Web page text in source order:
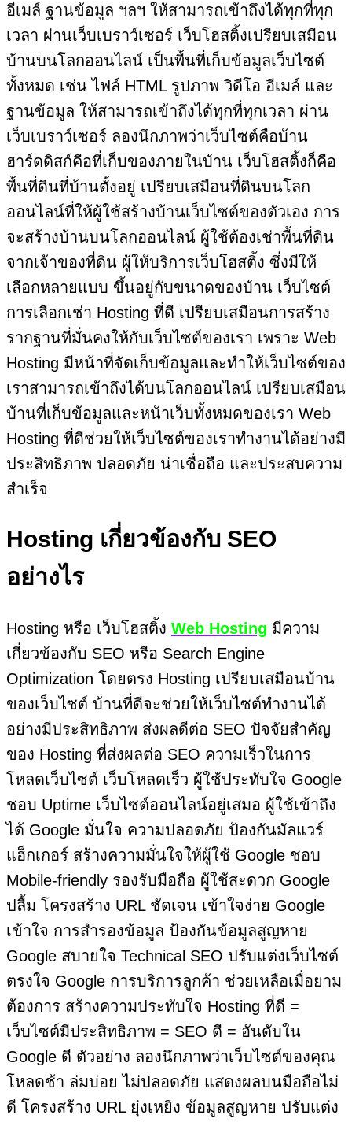
อีเมล์ ฐานข้อมูล ฯลฯ ให้สามารถเข้าถึงได้ทุกที่ทุก
เวลา ผ่านเว็บเบราว์เซอร์ เว็บโฮสติ้งเปรียบเสมือน
บ้านบนโลกออนไลน์ เป็นพื้นที่เก็บข้อมูลเว็บไซต์
ทั้งหมด เช่น ไฟล์ HTML รูปภาพ วิดีโอ อีเมล์ และ
ฐานข้อมูล ให้สามารถเข้าถึงได้ทุกที่ทุกเวลา ผ่าน
เว็บเบราว์เซอร์ ลองนึกภาพว่าเว็บไซต์คือบ้าน
ฮาร์ดดิสก์คือที่เก็บของภายในบ้าน เว็บโฮสติ้งก็คือ
พื้นที่ดินที่บ้านตั้งอยู่ เปรียบเสมือนที่ดินบนโลก
ออนไลน์ที่ให้ผู้ใช้สร้างบ้านเว็บไซต์ของตัวเอง การ
จะสร้างบ้านบนโลกออนไลน์ ผู้ใช้ต้องเช่าพื้นที่ดิน
จากเจ้าของที่ดิน ผู้ให้บริการเว็บโฮสติ้ง ซึ่งมีให้
เลือกหลายแบบ ขึ้นอยู่กับขนาดของบ้าน เว็บไซต์
การเลือกเช่า Hosting ที่ดี เปรียบเสมือนการสร้าง
รากฐานที่มั่นคงให้กับเว็บไซต์ของเรา เพราะ Web
Hosting มีหน้าที่จัดเก็บข้อมูลและทำให้เว็บไซต์ของ
เราสามารถเข้าถึงได้บนโลกออนไลน์ เปรียบเสมือน
บ้านที่เก็บข้อมูลและหน้าเว็บทั้งหมดของเรา Web
Hosting ที่ดีช่วยให้เว็บไซต์ของเราทำงานได้อย่างมี
ประสิทธิภาพ ปลอดภัย น่าเชื่อถือ และประสบความ
สำเร็จ
Hosting เกี่ยวข้องกับ SEO
อย่างไร
Hosting หรือ เว็บโฮสติ้ง Web Hosting มีความ
เกี่ยวข้องกับ SEO หรือ Search Engine
Optimization โดยตรง Hosting เปรียบเสมือนบ้าน
ของเว็บไซต์ บ้านที่ดีจะช่วยให้เว็บไซต์ทำงานได้
อย่างมีประสิทธิภาพ ส่งผลดีต่อ SEO ปัจจัยสำคัญ
ของ Hosting ที่ส่งผลต่อ SEO ความเร็วในการ
โหลดเว็บไซต์ เว็บโหลดเร็ว ผู้ใช้ประทับใจ Google
ชอบ Uptime เว็บไซต์ออนไลน์อยู่เสมอ ผู้ใช้เข้าถึง
ได้ Google มั่นใจ ความปลอดภัย ป้องกันมัลแวร์
แฮ็กเกอร์ สร้างความมั่นใจให้ผู้ใช้ Google ชอบ
Mobile-friendly รองรับมือถือ ผู้ใช้สะดวก Google
ปลื้ม โครงสร้าง URL ชัดเจน เข้าใจง่าย Google
เข้าใจ การสำรองข้อมูล ป้องกันข้อมูลสูญหาย
Google สบายใจ Technical SEO ปรับแต่งเว็บไซต์
ตรงใจ Google การบริการลูกค้า ช่วยเหลือเมื่อยาม
ต้องการ สร้างความประทับใจ Hosting ที่ดี =
เว็บไซต์มีประสิทธิภาพ = SEO ดี = อันดับใน
Google ดี ตัวอย่าง ลองนึกภาพว่าเว็บไซต์ของคุณ
โหลดช้า ล่มบ่อย ไม่ปลอดภัย แสดงผลบนมือถือไม่
ดี โครงสร้าง URL ยุ่งเหยิง ข้อมูลสูญหาย ปรับแต่ง